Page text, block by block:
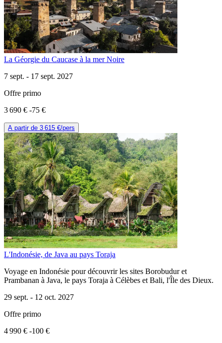
La Géorgie du Caucase à la mer Noire
7 sept. - 17 sept. 2027
Offre primo
3 690 € -75 €
A partir de 3 615 €/pers
L'Indonésie, de Java au pays Toraja
Voyage en Indonésie pour découvrir les sites Borobudur et
Prambanan à Java, le pays Toraja à Célèbes et Bali, l'Île des Dieux.
29 sept. - 12 oct. 2027
Offre primo
4 990 € -100 €